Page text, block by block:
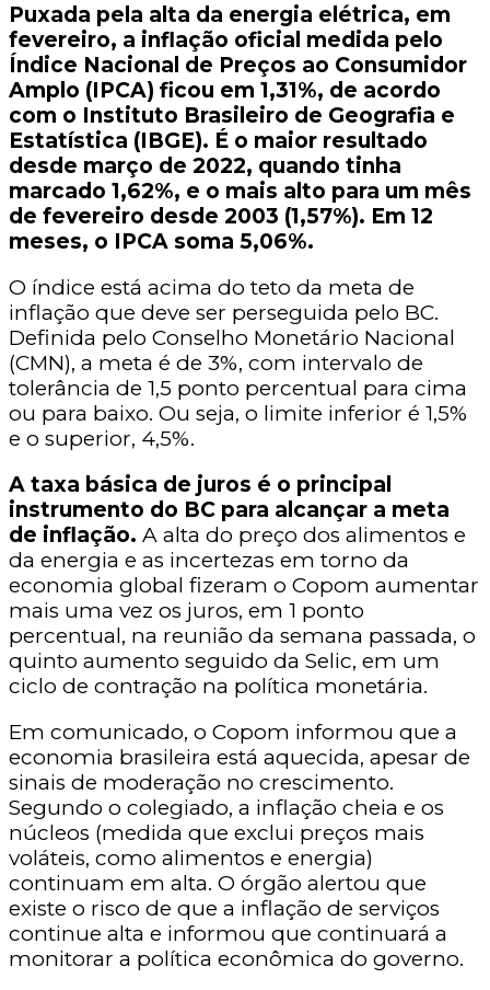
Puxada pela alta da energia elétrica, em
fevereiro, a inflação oficial medida pelo
Índice Nacional de Preços ao Consumidor
Amplo (IPCA) ficou em 1,31%, de acordo
com o Instituto Brasileiro de Geografia e
Estatística (IBGE). É o maior resultado
desde março de 2022, quando tinha
marcado 1,62%, e o mais alto para um mês
de fevereiro desde 2003 (1,57%). Em 12
meses, o IPCA soma 5,06%.
O índice está acima do teto da meta de
inflação que deve ser perseguida pelo BC.
Definida pelo Conselho Monetário Nacional
(CMN), a meta é de 3%, com intervalo de
tolerância de 1,5 ponto percentual para cima
ou para baixo. Ou seja, o limite inferior é 1,5%
e o superior, 4,5%.
A taxa básica de juros é o principal
instrumento do BC para alcançar a meta
de inflação. A alta do preço dos alimentos e
da energia e as incertezas em torno da
economia global fizeram o Copom aumentar
mais uma vez os juros, em 1 ponto
percentual, na reunião da semana passada, o
quinto aumento seguido da Selic, em um
ciclo de contração na política monetária.
Em comunicado, o Copom informou que a
economia brasileira está aquecida, apesar de
sinais de moderação no crescimento.
Segundo o colegiado, a inflação cheia e os
núcleos (medida que exclui preços mais
voláteis, como alimentos e energia)
continuam em alta. O órgão alertou que
existe o risco de que a inflação de serviços
continue alta e informou que continuará a
monitorar a política econômica do governo.